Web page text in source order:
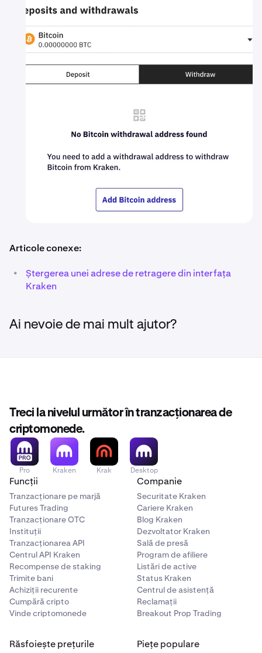
Articole conexe:
•
Ștergerea unei adrese de retragere din interfața
Kraken
Ai nevoie de mai mult ajutor?
Treci la nivelul următor în tranzacționarea de
criptomonede.
Pro Kraken Krak Desktop
Funcții
Tranzacționare pe marjă
Futures Trading
Tranzacționare OTC
Instituții
Tranzacționarea API
Centrul API Kraken
Recompense de staking
Trimite bani
Achiziții recurente
Cumpără cripto
Vinde criptomonede
Companie
Securitate Kraken
Cariere Kraken
Blog Kraken
Dezvoltator Kraken
Sală de presă
Program de afiliere
Listări de active
Status Kraken
Centrul de asistență
Reclamații
Breakout Prop Trading
Răsfoiește prețurile Piețe populare